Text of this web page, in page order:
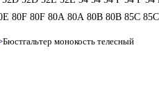
80F 80F 80А 80А 80В 80В 85C 85C
Бюстгальтер монокость телесный